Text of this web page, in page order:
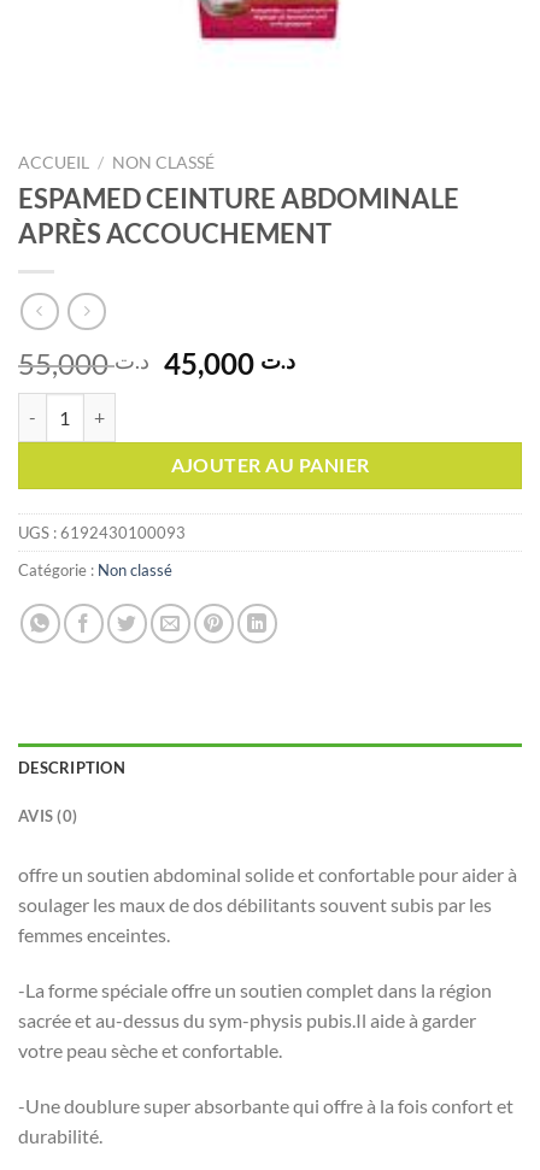
ACCUEIL / NON CLASSÉ
ESPAMED CEINTURE ABDOMINALE
APRÈS ACCOUCHEMENT
د.ت55,000
Le
prix
était :
د.ت 55,000.
د.تLe
est :
AJOUTER AU PANIER
UGS :6192430100093
Catégorie : Non classé
DESCRIPTION
AVIS (0)
offre un soutien abdominal solide et confortable pour aider à
soulager les maux de dos débilitants souvent subis par les
femmes enceintes.
-La forme spéciale offre un soutien complet dans la région
sacrée et au-dessus du sym-physis pubis.Il aide à garder
votre peau sèche et confortable.
-Une doublure super absorbante qui offre à la fois confort et
durabilité.